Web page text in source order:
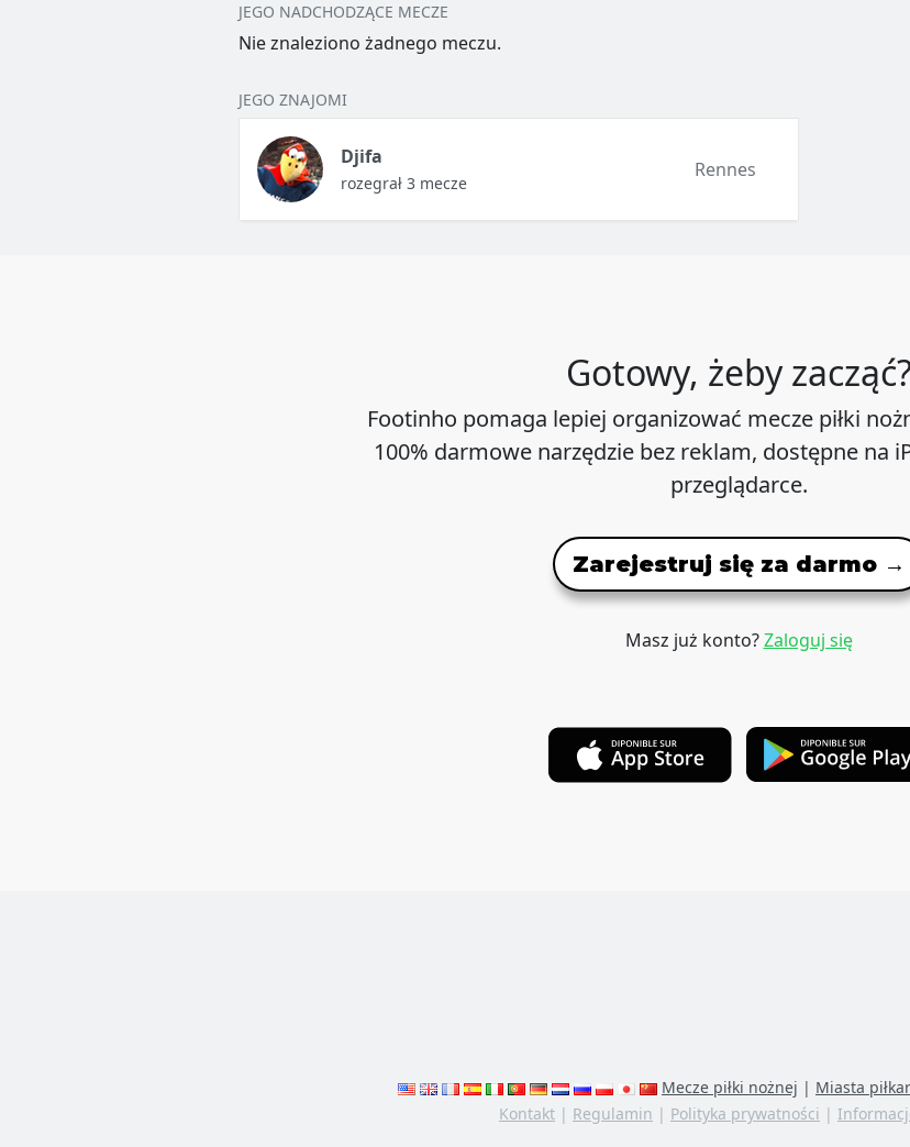
JEGO NADCHODZĄCE MECZE
Nie znaleziono żadnego meczu.
JEGO ZNAJOMI
Djifa
rozegrał 3 mecze
Rennes
Gotowy, żeby zacząć?
Footinho pomaga lepiej organizować mecze piłki
100% darmowe narzędzie bez reklam, dostępne na
przeglądarce.
Zarejestruj się za darmo →
Masz już konto?Zaloguj się
Mecze piłki nożnej | Miasta
Kontakt | Regulamin | Polityka prywatności |